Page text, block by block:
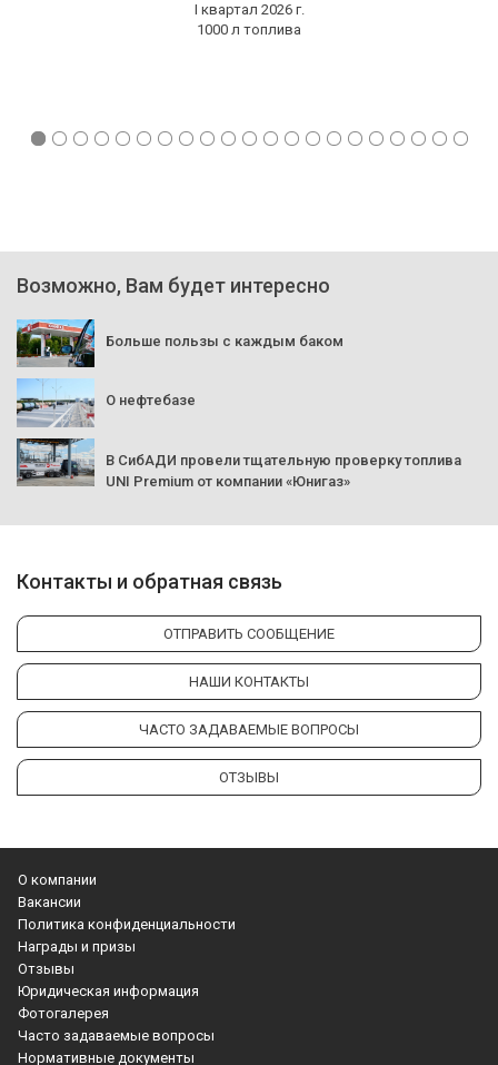
I квартал 2026 г.
1000 л топлива
Возможно, Вам будет интересно
Больше пользы с каждым баком
О нефтебазе
В СибАДИ провели тщательную проверку топлива
UNI Premium от компании «Юнигаз»
О компании
Вакансии
Политика конфиденциальности
Награды и призы
Отзывы
Юридическая информация
Фотогалерея
Часто задаваемые вопросы
Нормативные документы
Контакты и обратная связь
ОТПРАВИТЬ СООБЩЕНИЕ
НАШИ КОНТАКТЫ
ЧАСТО ЗАДАВАЕМЫЕ ВОПРОСЫ
ОТЗЫВЫ